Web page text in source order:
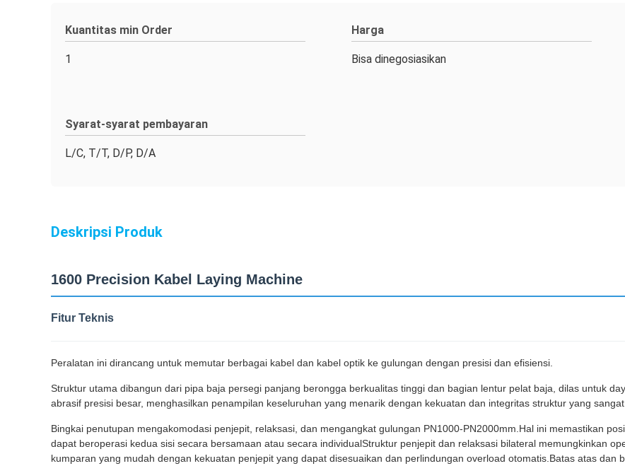
Kuantitas min Order
1
Harga
Bisa dinegosiasikan
Syarat-syarat pembayaran
L/C, T/T, D/P, D/A
Deskripsi Produk
1600 Precision Kabel Laying Machine
Fitur Teknis
Peralatan ini dirancang untuk memutar berbagai kabel dan kabel optik ke gulungan dengan presisi dan efisiensi.
Struktur utama dibangun dari pipa baja persegi panjang berongga berkualitas tinggi dan bagian lentur pelat baja, dilas untuk
abrasif presisi besar, menghasilkan penampilan keseluruhan yang menarik dengan kekuatan dan integritas struktur yang sangat
Bingkai penutupan mengakomodasi penjepit, relaksasi, dan mengangkat gulungan PN1000-PN2000mm.Hal ini memastikan
dapat beroperasi kedua sisi secara bersamaan atau secara individualStruktur penjepit dan relaksasi bilateral memungkinkan
kumparan yang mudah dengan kekuatan penjepit yang dapat disesuaikan dan perlindungan overload otomatis.Batas atas dan